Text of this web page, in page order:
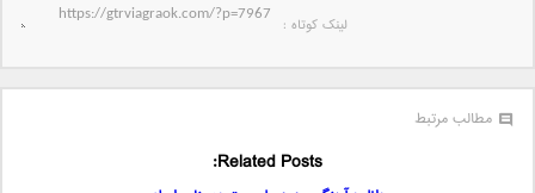
لینک کوتاه‌ :
مطالب مرتبط
Related Posts: